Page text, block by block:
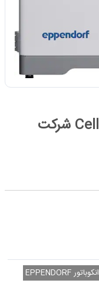
انکوباتور سری CellXpert C170 شرکت
انکوباتور EPPENDORF